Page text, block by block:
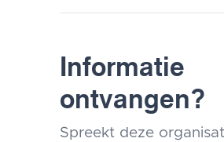
Informatie
ontvangen?
Spreekt deze